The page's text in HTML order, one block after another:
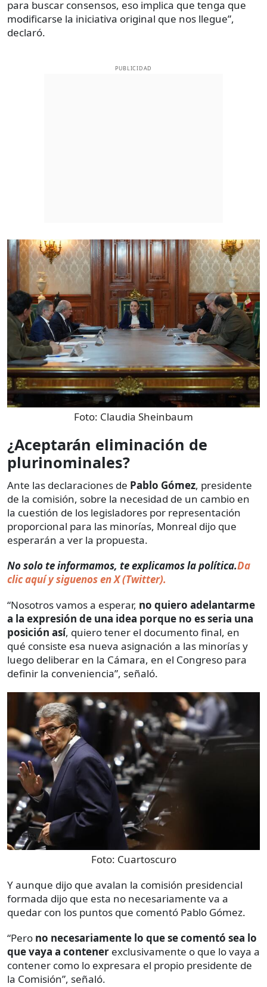
para buscar consensos, eso implica que tenga que
modificarse la iniciativa original que nos llegue”,
declaró.
PUBLICIDAD
Foto: Claudia Sheinbaum
¿Aceptarán eliminación de
plurinominales?
Ante las declaraciones de Pablo Gómez, presidente
de la comisión, sobre la necesidad de un cambio en
la cuestión de los legisladores por representación
proporcional para las minorías, Monreal dijo que
esperarán a ver la propuesta.
No solo te informamos, te explicamos la política.Da
clic aquí y siguenos en X (Twitter).
“Nosotros vamos a esperar, no quiero adelantarme
a la expresión de una idea porque no es seria una
posición así, quiero tener el documento final, en
qué consiste esa nueva asignación a las minorías y
luego deliberar en la Cámara, en el Congreso para
definir la conveniencia”, señaló.
Foto: Cuartoscuro
Y aunque dijo que avalan la comisión presidencial
formada dijo que esta no necesariamente va a
quedar con los puntos que comentó Pablo Gómez.
“Pero no necesariamente lo que se comentó sea lo
que vaya a contener exclusivamente o que lo vaya a
contener como lo expresara el propio presidente de
la Comisión”, señaló.